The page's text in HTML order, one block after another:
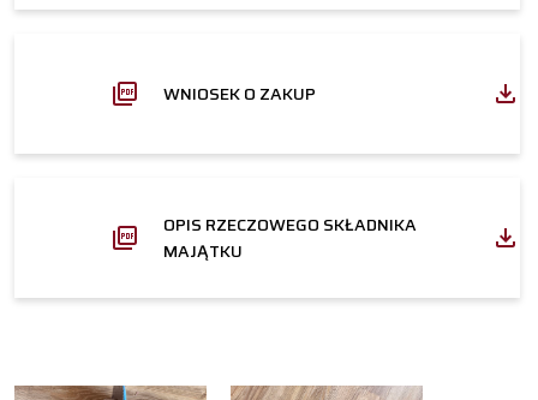
WNIOSEK O ZAKUP
OPIS RZECZOWEGO SKŁADNIKA
MAJĄTKU